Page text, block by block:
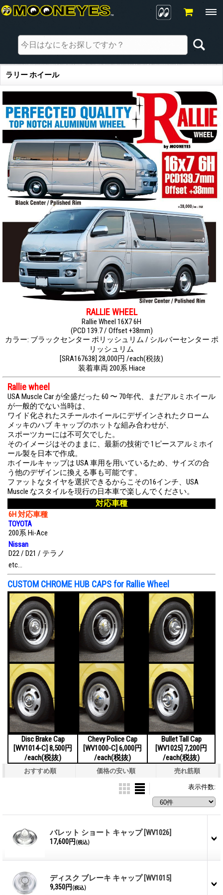
ラリー ホイール
RALLIE WHEEL
Rallie Wheel 16X7 6H
(PCD 139.7 / Offset +38mm)
カラー: ブラックセンター ポリッシュリム / シルバーセンター ポ
リッシュリム
[SRA167638] 28,000円 /each(税抜)
装着車両 200系 Hiace
Rallie wheel
USA Muscle Car が全盛だった 60 〜 70年代、まだアルミホイール
が一般的でない当時は、
ワイド化されたスチールホイールにデザインされたクローム
メッキのハブ キャップのホットな組み合わせが、
スポーツカーには不可欠でした。
そのイメージはそのままに、最新の技術で 1ピースアルミホイ
ール製を日本で作成。
ホイールキャップは USA 車用を用いているため、サイズの合
う他のデザインに換える事も可能です。
ファットなタイヤを選択できるからこその16インチ、USA
Muscle なスタイルを現行の日本車で楽しんでください。
対応車種
6H 対応車種
TOYOTA
200系 Hi-Ace
Nissan
D22 / D21 / テラノ
etc…
CUSTOM CHROME HUB CAPS for Rallie Wheel
Disc Brake Cap
[WV1014-C] 8,500円
/each(税抜)
Chevy Police Cap
[WV1000-C] 6,000円
/each(税抜)
Bullet Tall Cap
[WV1025] 7,200円
/each(税抜)
おすすめ順 価格の安い順 売れ筋順
表示件数:
バレット ショート キャップ [WV1026]
17,600円 (税込)
ディスク ブレーキ キャップ [WV1015]
9,350円 (税込)